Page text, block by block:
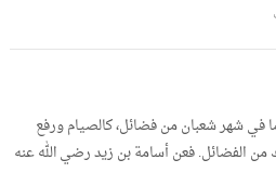
في شهر شعبان من فضائل، كالصيام ورفع
من الفضائل. فعن أسامة بن زيد رضي الله عنه